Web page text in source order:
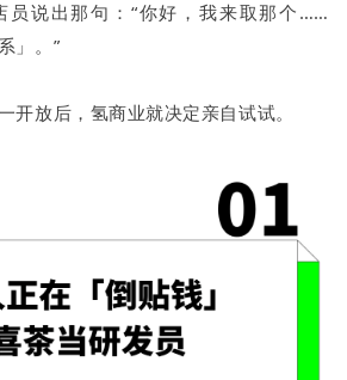
员说出那句：“你好，我来取那个……
」。”
开放后，氢商业就决定亲自试试。